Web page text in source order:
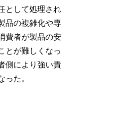
として処理され
品の複雑化や専
費者が製品の安
とが難しくなっ
側により強い責
った。